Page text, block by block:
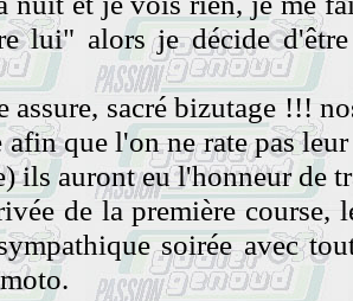
lui" alors je décide
sacré bizutage !!!
afin que l'on ne rate pas
ils auront eu l'honneur de
de la première course,
soirée avec